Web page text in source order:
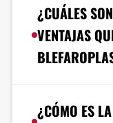
¿CUÁLES
VENTAJAS
¿CÓMO ES